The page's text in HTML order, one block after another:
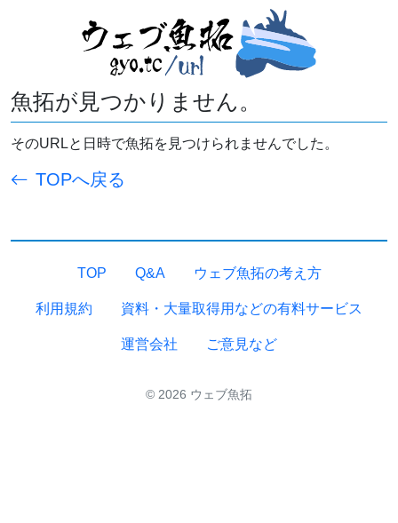
魚拓が見つかりません。
そのURLと日時で魚拓を見つけられませんでした。
TOPへ戻る
TOP Q&A ウェブ魚拓の考え方
利用規約 資料・大量取得用などの有料サービス
運営会社 ご意見など
© 2026 ウェブ魚拓